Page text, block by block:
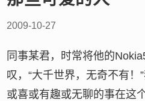
2009-10-27
同事某君，时常将他的
叹，“大千世界，无奇不有！
或喜或有趣或无聊的事在这